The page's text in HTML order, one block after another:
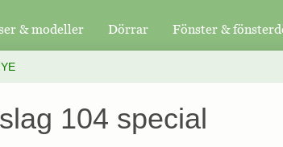
& modeller Dörrar Fönster &
104 special